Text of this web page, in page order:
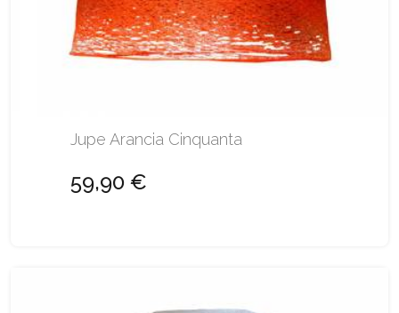
Jupe Arancia Cinquanta
59,90 €